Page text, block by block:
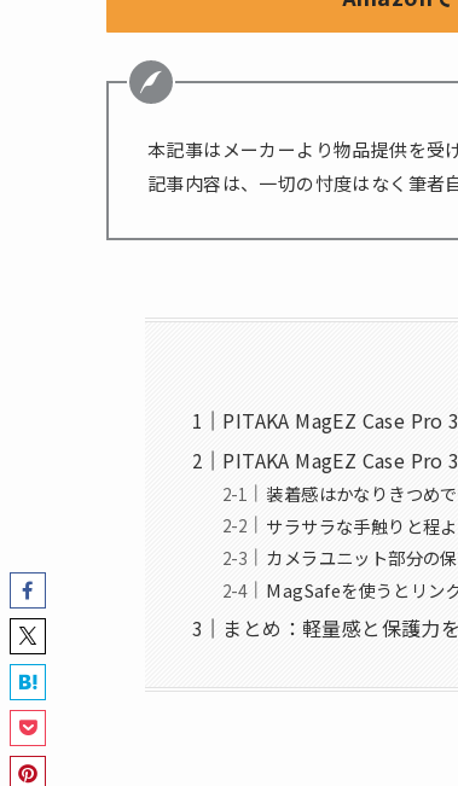
本記事はメーカーより物品提供を受
記事内容は、一切の忖度はなく筆者
PITAKA MagEZ Case Pro
PITAKA MagEZ Case
装着感はかなりきつめ
サラサラな手触りと程
カメラユニット部分の
MagSafeを使うとリン
まとめ：軽量感と保護力